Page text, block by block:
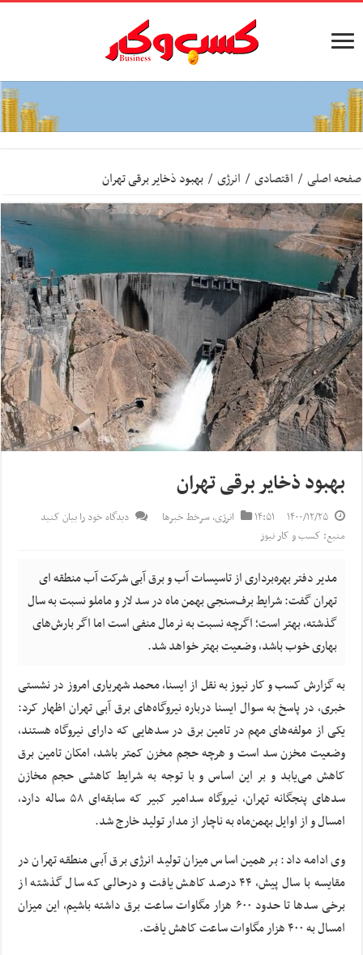
صفحه اصلی / اقتصادی / انرژی / بهبود ذخایر برقی تهران
بهبود ذخایر برقی تهران
۱۴۰۰/۱۲/۲۵ ۱۴:۵۱ انرژی,سرخط خبرها
دیدگاه خود را بیان کنید
منبع: کسب و کار نیوز
مدیر دفتر بهره‌برداری از تاسیسات آب و برق آبی شرکت آب منطقه ای
تهران گفت: شرایط برف‌سنجی بهمن ماه در سد لار و ماملو نسبت به سال
گذشته، بهتر است؛ اگرچه نسبت به نرمال منفی است اما اگر بارش‌های
بهاری خوب باشد، وضعیت بهتر خواهد شد.
به گزارش کسب و کار نیوز به نقل از ایسنا، محمد شهریاری امروز در نشستی
خبری، در پاسخ به سوال ایسنا درباره نیروگاه‌های برق آبی تهران اظهار کرد:
یکی از مولفه‌های مهم در تامین برق در سدهایی که دارای نیروگاه هستند،
وضعیت مخزن سد است و هرچه حجم مخزن کمتر باشد، امکان تامین برق
کاهش می‌یابد و بر این اساس و با توجه به شرایط کاهشی حجم مخازن
سدهای پنجگانه تهران، نیروگاه سدامیر کبیر که سابقه‌ای ۵۸ ساله دارد،
امسال و از اوایل بهمن‌ماه به ناچار از مدار تولید خارج شد.
وی ادامه داد: بر همین اساس میزان تولید انرژی برق آبی منطقه تهران در
مقایسه با سال پیش، ۴۴ درصد کاهش یافت و درحالی که سال گذشته از
برخی سدها تا حدود ۶۰۰ هزار مگاوات ساعت برق داشته باشیم، این میزان
امسال به ۴۰۰ هزار مگاوات ساعت کاهش یافت.